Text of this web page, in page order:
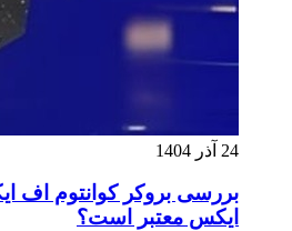
24 آذر 1404
بررسی بروکر کوانتوم اف
ایکس معتبر است؟